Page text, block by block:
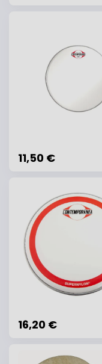
11,50 €
16,20 €